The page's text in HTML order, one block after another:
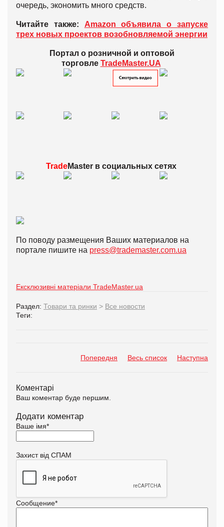
очередь, экономить много средств.
Читайте также: Amazon объявила о запуске
трех новых проектов возобновляемой энергии
Портал о розничной и оптовой
торговле TradeMaster.UA
TradeMaster всоциальных сетях
По поводу размещения Ваших материалов на
портале пишите на press@trademaster.com.ua
Ексклюзивні матеріали TradeMaster.ua
Раздел: Товари та ринки > Все новости
Теги:
Попередня Весь список Наступна
Коментарі
Ваш коментар буде першим.
Додати коментар
Ваше імя*
Захист від СПАМ
Сообщение*